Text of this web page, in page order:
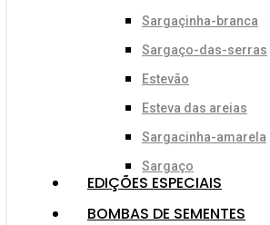
Sargaçinha-branca
Sargaço-das-serras
Estevão
Esteva das areias
Sargacinha-amarela
Sargaço
EDIÇÕES ESPECIAIS
BOMBAS DE SEMENTES